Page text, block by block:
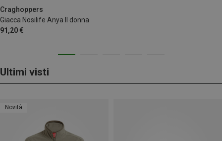
Craghoppers
Giacca Nosilife Anya II donna
91,20 €
Ultimi visti
Novità